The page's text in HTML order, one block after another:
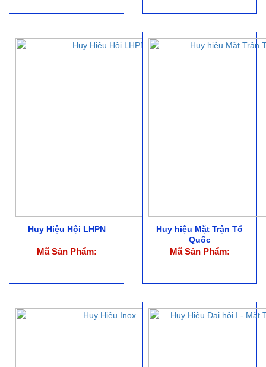
Huy Hiệu Hội LHPN
Mã Sản Phẩm:
Huy hiệu Mặt Trận Tổ
Quốc
Mã Sản Phẩm: